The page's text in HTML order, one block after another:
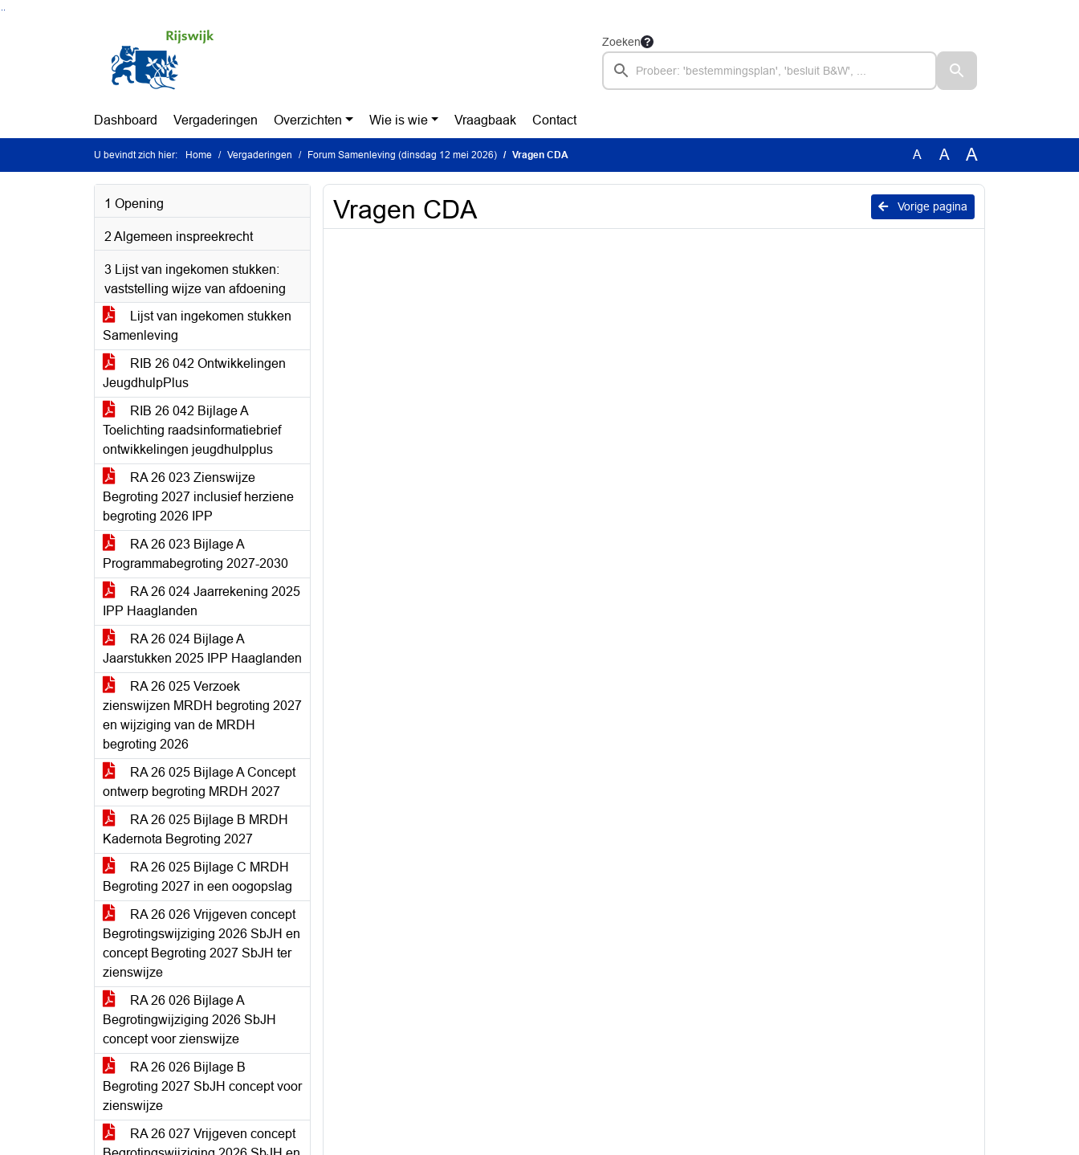
Zoeken
Dashboard Vergaderingen Overzichten Wie is wie Vraagbaak Contact
U bevindt zich hier: Home Vergaderingen Forum Samenleving (dinsdag 12 mei 2026) Vragen CDA A A A
1 Opening
2 Algemeen inspreekrecht
3 Lijst van ingekomen stukken:
vaststelling wijze van afdoening
Lijst van ingekomen stukken
Samenleving
RIB 26 042 Ontwikkelingen
JeugdhulpPlus
RIB 26 042 Bijlage A
Toelichting raadsinformatiebrief
ontwikkelingen jeugdhulpplus
RA 26 023 Zienswijze
Begroting 2027 inclusief herziene
begroting 2026 IPP
RA 26 023 Bijlage A
Programmabegroting 2027-2030
RA 26 024 Jaarrekening 2025
IPP Haaglanden
RA 26 024 Bijlage A
Jaarstukken 2025 IPP Haaglanden
RA 26 025 Verzoek
zienswijzen MRDH begroting 2027
en wijziging van de MRDH
begroting 2026
RA 26 025 Bijlage A Concept
ontwerp begroting MRDH 2027
RA 26 025 Bijlage B MRDH
Kadernota Begroting 2027
RA 26 025 Bijlage C MRDH
Begroting 2027 in een oogopslag
RA 26 026 Vrijgeven concept
Begrotingswijziging 2026 SbJH en
concept Begroting 2027 SbJH ter
zienswijze
RA 26 026 Bijlage A
Begrotingwijziging 2026 SbJH
concept voor zienswijze
RA 26 026 Bijlage B
Begroting 2027 SbJH concept voor
zienswijze
RA 26 027 Vrijgeven concept
Vorige pagina
Vragen CDA